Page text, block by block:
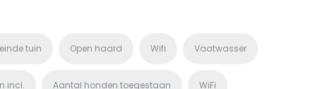
tuin Open haard Wifi Vaatwasser
incl. Aantal honden toegestaan WiFi